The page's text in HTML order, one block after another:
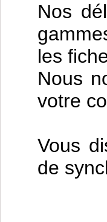
Nos
les
Nous
votre
Vous
de